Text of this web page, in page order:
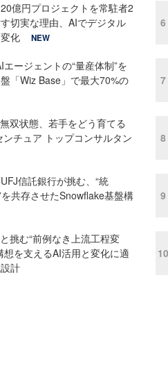
億円プロジェクトを常駐者2
切実な理由、AIでデジタル
化
NEW
ージェントの“量産体制”を
「Wiz Base」で最大70%の
双状態、若手をどう育てる
チュア トップコンサルタン
信託銀行が挑む、“統
を共存させたSnowflake基盤構
挑む“前例なき上流工程変
を支えるAI活用と変化に適
計
6
7
8
9
10